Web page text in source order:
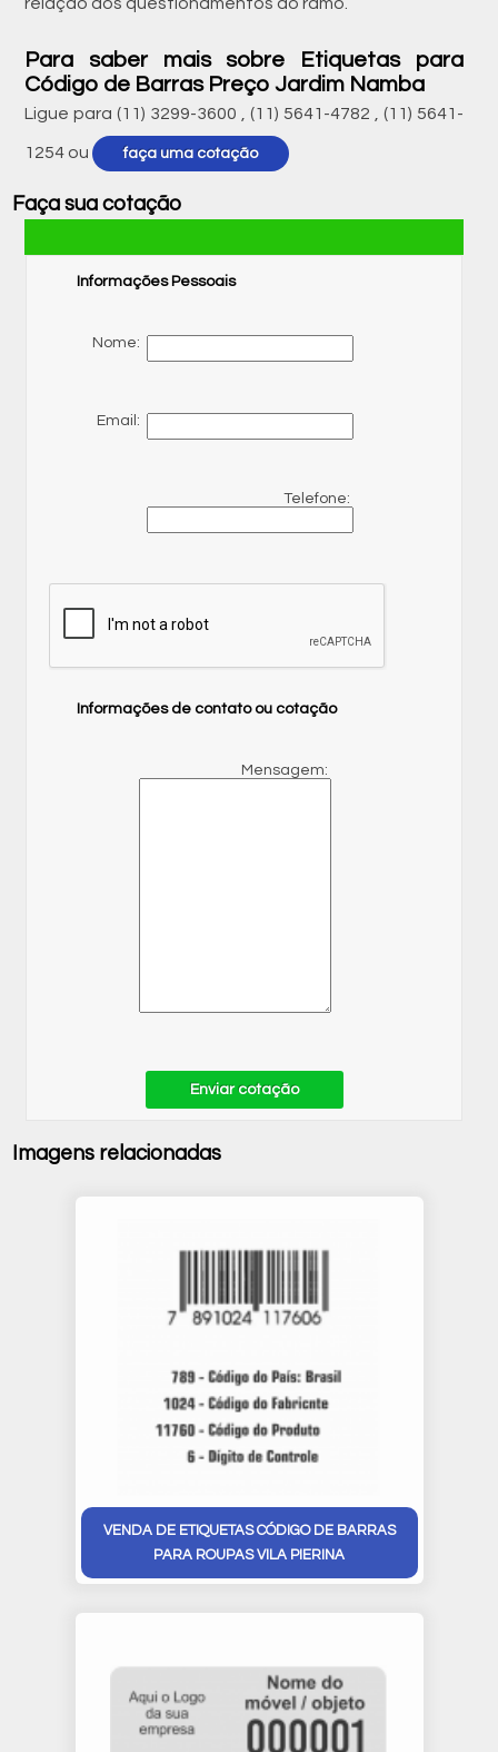
relação aos questionamentos do ramo.
Para saber mais sobre Etiquetas para
Código de Barras Preço Jardim Namba
Ligue para (11) 3299-3600 ,(11) 5641-4782 ,(11) 5641-
1254 ou faça uma cotação
Faça sua cotação
Informações Pessoais
Nome:
Email:
Telefone:
Informações de contato ou cotação
Mensagem:
Enviar cotação
Imagens relacionadas
VENDA DE ETIQUETAS CÓDIGO DE BARRAS
PARA ROUPAS VILA PIERINA